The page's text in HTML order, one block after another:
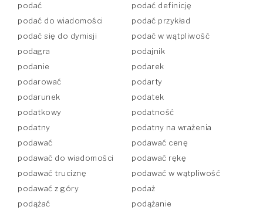
podać
podać definicję
podać do wiadomości
podać przykład
podać się do dymisji
podać w wątpliwość
podagra
podajnik
podanie
podarek
podarować
podarty
podarunek
podatek
podatkowy
podatność
podatny
podatny na wrażenia
podawać
podawać cenę
podawać do wiadomości
podawać rękę
podawać truciznę
podawać w wątpliwość
podawać z góry
podaż
podążać
podążanie